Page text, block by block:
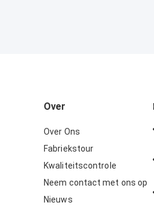
Over
Over Ons
Fabriekstour
Kwaliteitscontrole
Neem contact met ons op
Nieuws